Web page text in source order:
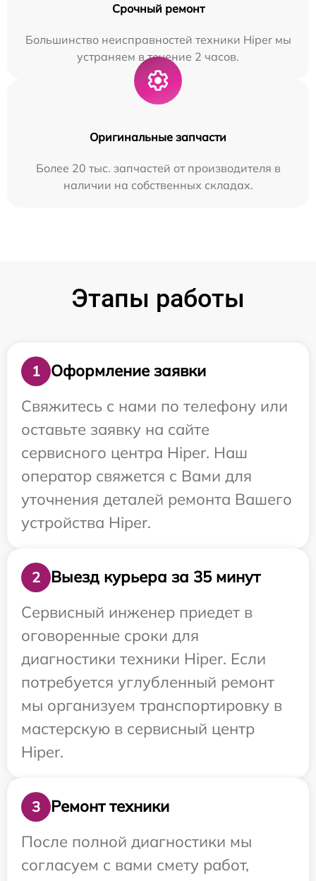
Срочный ремонт
Большинство неисправностей техники Hiper мы
устраняем в течение 2 часов.
Оригинальные запчасти
Более 20 тыс. запчастей от производителя в
наличии на собственных складах.
Этапы работы
1
Оформление заявки
Свяжитесь с нами по телефону или
оставьте заявку на сайте
сервисного центра Hiper. Наш
оператор свяжется с Вами для
уточнения деталей ремонта Вашего
устройства Hiper.
2
Выезд курьера за 35 минут
Сервисный инженер приедет в
оговоренные сроки для
диагностики техники Hiper. Если
потребуется углубленный ремонт
мы организуем транспортировку в
мастерскую в сервисный центр
Hiper.
3
Ремонт техники
После полной диагностики мы
согласуем с вами смету работ,